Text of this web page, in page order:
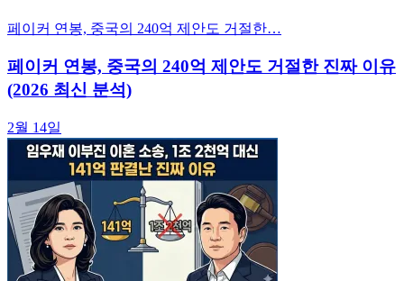
페이커 연봉, 중국의 240억 제안도 거절한…
페이커 연봉, 중국의 240억 제안도 거절한 진짜 이유
(2026 최신 분석)
2월 14일